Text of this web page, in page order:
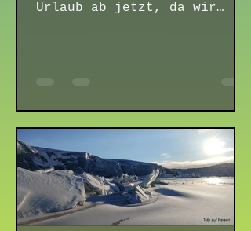
Urlaub ab jetzt, da wir
ich zur...